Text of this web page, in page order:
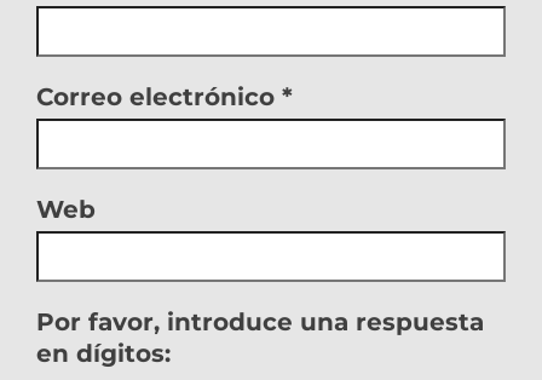
Correo electrónico *
Web
Por favor, introduce una respuesta
en dígitos: